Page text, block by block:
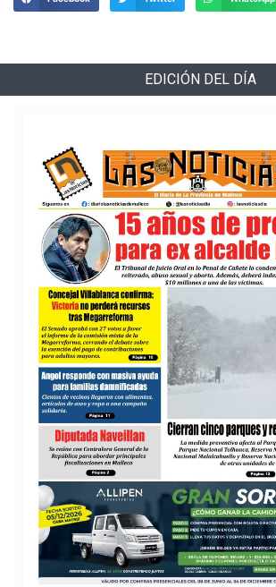
EDICIÓN DEL DÍA